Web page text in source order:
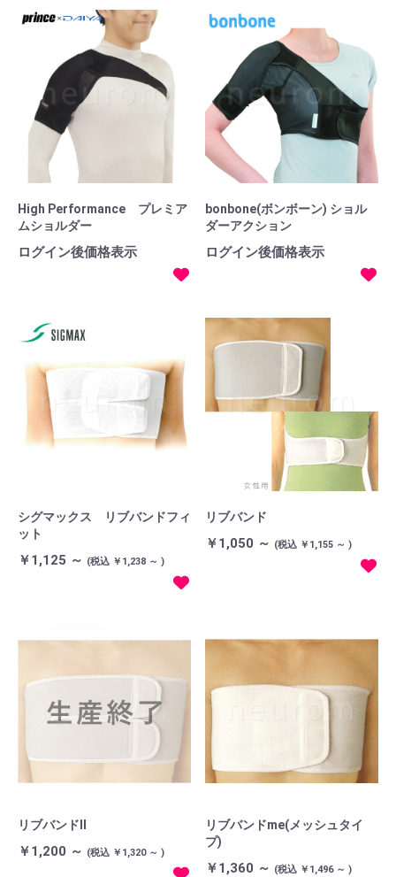
High Performance プレミア
ムショルダー
ログイン後価格表示
bonbone(ボンボーン) ショル
ダーアクション
ログイン後価格表示
シグマックス リブバンドフィ
ット
￥1,125 ～ (税込 ￥1,238 ～ )
リブバンド
￥1,050 ～ (税込 ￥1,155 ～ )
リブバンドII
￥1,200 ～ (税込 ￥1,320 ～ )
リブバンドme(メッシュタイ
プ)
￥1,360 ～ (税込 ￥1,496 ～ )